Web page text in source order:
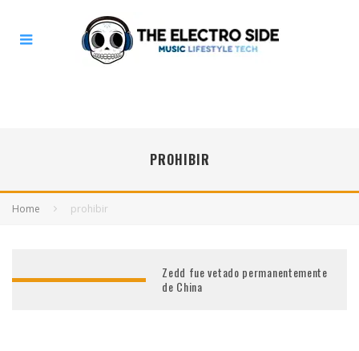
PROHIBIR
Home prohibir
Zedd fue vetado permanentemente
de China